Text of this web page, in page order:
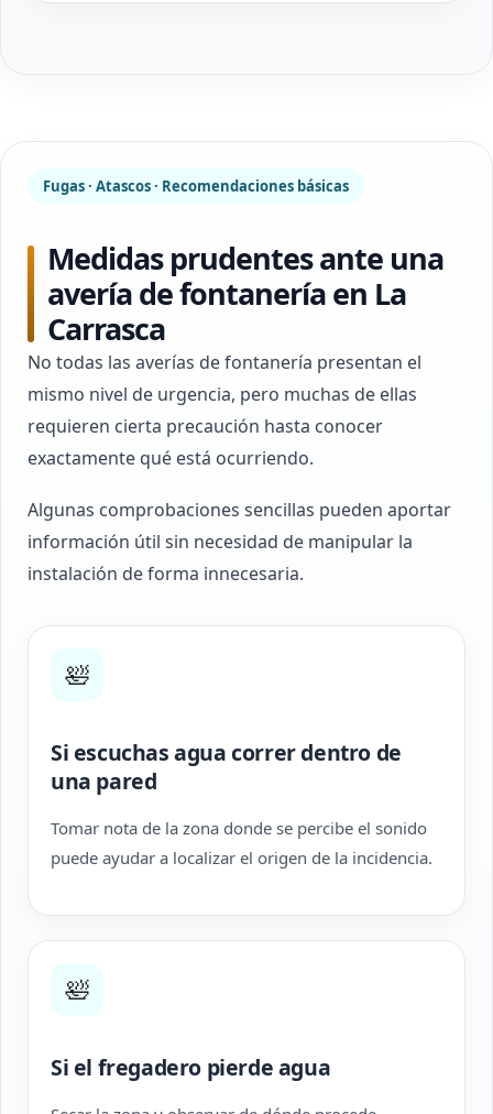
Fugas · Atascos · Recomendaciones básicas
Medidas prudentes ante una
avería de fontanería en La
Carrasca
No todas las averías de fontanería presentan el
mismo nivel de urgencia, pero muchas de ellas
requieren cierta precaución hasta conocer
exactamente qué está ocurriendo.
Algunas comprobaciones sencillas pueden aportar
información útil sin necesidad de manipular la
instalación de forma innecesaria.
🛀
Si escuchas agua correr dentro de
una pared
Tomar nota de la zona donde se percibe el sonido
puede ayudar a localizar el origen de la incidencia.
🛀
Si el fregadero pierde agua